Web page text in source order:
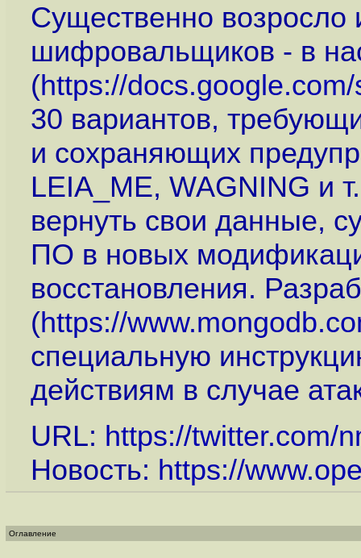
Существенно
шифровальщиков - в
(https://
30 вариантов,
и сохраняющих
LEIA_ME, WAGNING и
вернуть свои данные,
ПО в новых
восстановления.
(https://
специальную
действиям в случае
URL: https://twitter.com/
Новость: https://
Оглавление